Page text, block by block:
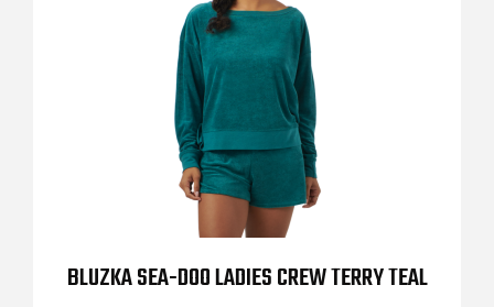
BLUZKA SEA-DOO LADIES CREW TERRY TEAL